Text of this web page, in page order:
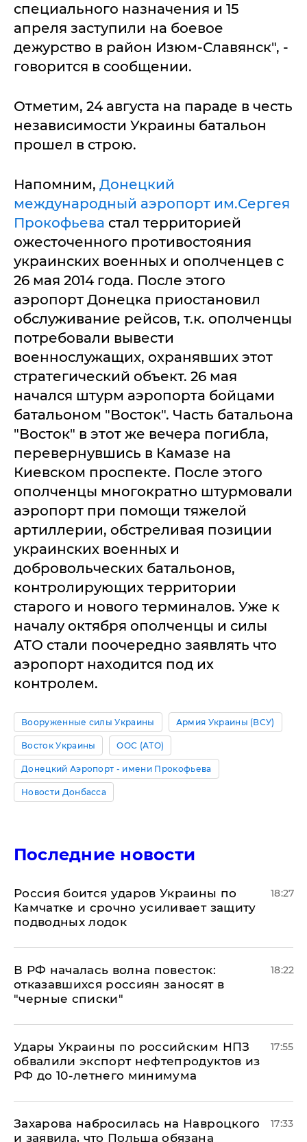
специального назначения и 15
апреля заступили на боевое
дежурство в район Изюм-Славянск", -
говорится в сообщении.
Отметим, 24 августа на параде в честь
независимости Украины батальон
прошел в строю.
Напомним, Донецкий
международный аэропорт им.Сергея
Прокофьева стал территорией
ожесточенного противостояния
украинских военных и ополченцев с
26 мая 2014 года. После этого
аэропорт Донецка приостановил
обслуживание рейсов, т.к. ополченцы
потребовали вывести
военнослужащих, охранявших этот
стратегический объект. 26 мая
начался штурм аэропорта бойцами
батальоном "Восток". Часть батальона
"Восток" в этот же вечера погибла,
перевернувшись в Камазе на
Киевском проспекте. После этого
ополченцы многократно штурмовали
аэропорт при помощи тяжелой
артиллерии, обстреливая позиции
украинских военных и
добровольческих батальонов,
контролирующих территории
старого и нового терминалов. Уже к
началу октября ополченцы и силы
АТО стали поочередно заявлять что
аэропорт находится под их
контролем.
Вооруженные силы Украины Армия Украины (ВСУ)
Восток Украины ООС (АТО)
Донецкий Аэропорт - имени Прокофьева
Новости Донбасса
Последние новости
Россия боится ударов Украины по
Камчатке и срочно усиливает защиту
подводных лодок
18:27
​В РФ началась волна повесток:
отказавшихся россиян заносят в
"черные списки"
18:22
Удары Украины по российским НПЗ
обвалили экспорт нефтепродуктов из
РФ до 10-летнего минимума
17:55
​Захарова набросилась на Навроцкого
и заявила, что Польша обязана
17:33